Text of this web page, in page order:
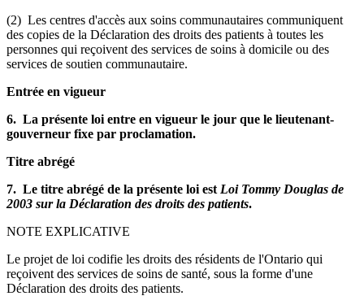
(2) Les centres d'accès aux soins communautaires communiquent
des copies de la Déclaration des droits des patients à toutes les
personnes qui reçoivent des services de soins à domicile ou des
services de soutien communautaire.
Entrée en vigueur
6. La présente loi entre en vigueur le jour que le lieutenant-
gouverneur fixe par proclamation.
Titre abrégé
7. Le titre abrégé de la présente loi est Loi Tommy Douglas de
2003 sur la Déclaration des droits des patients.
NOTE EXPLICATIVE
Le projet de loi codifie les droits des résidents de l'Ontario qui
reçoivent des services de soins de santé, sous la forme d'une
Déclaration des droits des patients.